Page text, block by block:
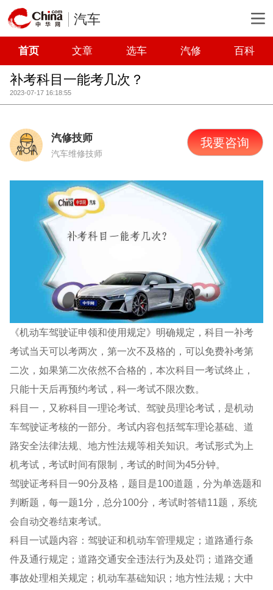
汽车
首页 文章 选车 汽修 百科
补考科目一能考几次？
2023-07-17 16:18:55
汽修技师
汽车维修技师
我要咨询
《机动车驾驶证申领和使用规定》明确规定，科目一补考
考试当天可以考两次，第一次不及格的，可以免费补考第
二次，如果第二次依然不合格的，本次科目一考试终止，
只能十天后再预约考试，科一考试不限次数。
科目一，又称科目一理论考试、驾驶员理论考试，是机动
车驾驶证考核的一部分。考试内容包括驾车理论基础、道
路安全法律法规、地方性法规等相关知识。考试形式为上
机考试，考试时间有限制，考试的时间为45分钟。
驾驶证考科目一90分及格，题目是100道题，分为单选题和
判断题，每一题1分，总分100分，考试时答错11题，系统
会自动交卷结束考试。
科目一试题内容：驾驶证和机动车管理规定；道路通行条
件及通行规定；道路交通安全违法行为及处罚；道路交通
事故处理相关规定；机动车基础知识；地方性法规；大中